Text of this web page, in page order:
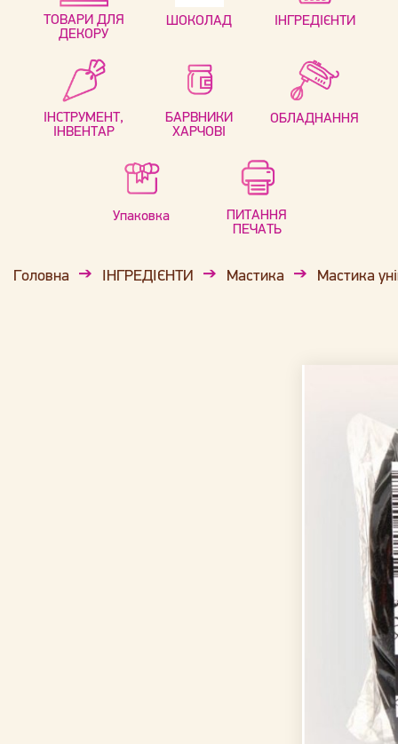
ТОВАРИ ДЛЯ
ДЕКОРУ
ШОКОЛАД ІНГРЕДІЄНТИ
ІНСТРУМЕНТ,
ІНВЕНТАР
БАРВНИКИ
ХАРЧОВІ
ОБЛАДНАННЯ
Упаковка
ПИТАННЯ
ПЕЧАТЬ
Головна ІНГРЕДІЄНТИ Мастика Мастика